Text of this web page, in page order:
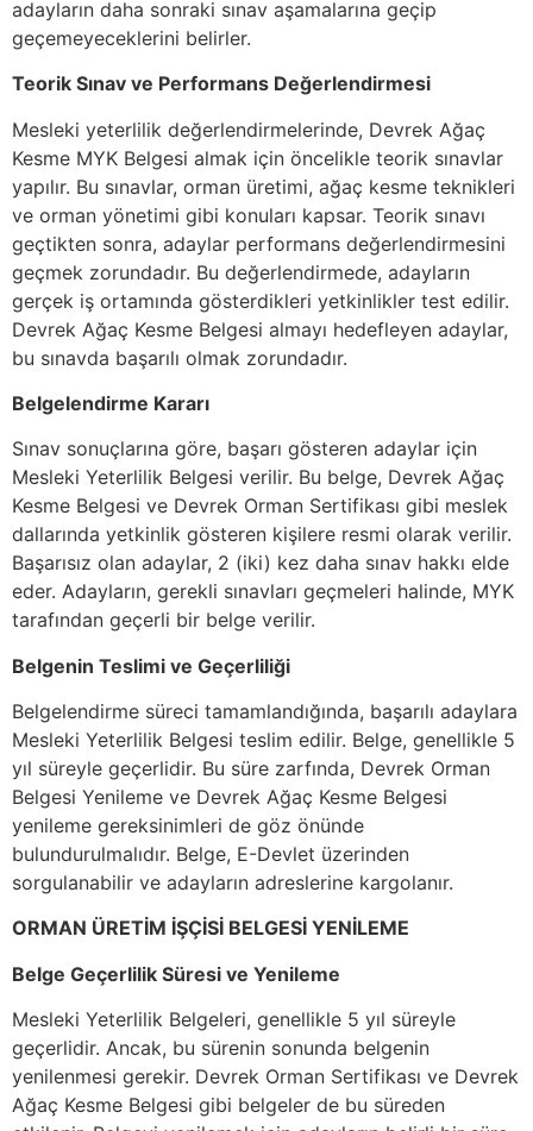
adayların daha sonraki sınav aşamalarına geçip
geçemeyeceklerini belirler.
Teorik Sınav ve Performans Değerlendirmesi
Mesleki yeterlilik değerlendirmelerinde, Devrek Ağaç
Kesme MYK Belgesi almak için öncelikle teorik sınavlar
yapılır. Bu sınavlar, orman üretimi, ağaç kesme teknikleri
ve orman yönetimi gibi konuları kapsar. Teorik sınavı
geçtikten sonra, adaylar performans değerlendirmesini
geçmek zorundadır. Bu değerlendirmede, adayların
gerçek iş ortamında gösterdikleri yetkinlikler test edilir.
Devrek Ağaç Kesme Belgesi almayı hedefleyen adaylar,
bu sınavda başarılı olmak zorundadır.
Belgelendirme Kararı
Sınav sonuçlarına göre, başarı gösteren adaylar için
Mesleki Yeterlilik Belgesi verilir. Bu belge, Devrek Ağaç
Kesme Belgesi ve Devrek Orman Sertifikası gibi meslek
dallarında yetkinlik gösteren kişilere resmi olarak verilir.
Başarısız olan adaylar, 2 (iki) kez daha sınav hakkı elde
eder. Adayların, gerekli sınavları geçmeleri halinde, MYK
tarafından geçerli bir belge verilir.
Belgenin Teslimi ve Geçerliliği
Belgelendirme süreci tamamlandığında, başarılı adaylara
Mesleki Yeterlilik Belgesi teslim edilir. Belge, genellikle 5
yıl süreyle geçerlidir. Bu süre zarfında, Devrek Orman
Belgesi Yenileme ve Devrek Ağaç Kesme Belgesi
yenileme gereksinimleri de göz önünde
bulundurulmalıdır. Belge, E-Devlet üzerinden
sorgulanabilir ve adayların adreslerine kargolanır.
ORMAN ÜRETİM İŞÇİSİ BELGESİ YENİLEME
Belge Geçerlilik Süresi ve Yenileme
Mesleki Yeterlilik Belgeleri, genellikle 5 yıl süreyle
geçerlidir. Ancak, bu sürenin sonunda belgenin
yenilenmesi gerekir. Devrek Orman Sertifikası ve Devrek
Ağaç Kesme Belgesi gibi belgeler de bu süreden